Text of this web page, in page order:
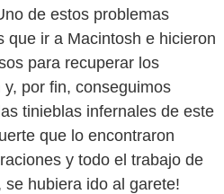
de estos problemas
que ir a Macintosh e hicieron
para recuperar los
por fin, conseguimos
tinieblas infernales de este
que lo encontraron
y todo el trabajo de
hubiera ido al garete!